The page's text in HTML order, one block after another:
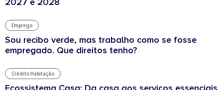
2027 e 2028
Emprego
Sou recibo verde, mas trabalho como se fosse
empregado. Que direitos tenho?
Crédito Habitação